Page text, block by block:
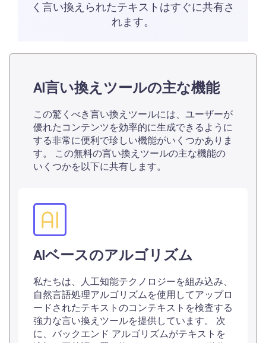
く言い換えられたテキストはすぐに共有さ
れます。
AI言い換えツールの主な機能
この驚くべき言い換えツールには、ユーザーが
優れたコンテンツを効率的に生成できるように
する非常に便利で珍しい機能がいくつかありま
す。 この無料の言い換えツールの主な機能の
いくつかを以下に共有します。
AIベースのアルゴリズム
私たちは、人工知能テクノロジーを組み込み、
自然言語処理アルゴリズムを使用してアップロ
ードされたテキストのコンテキストを検査する
強力な言い換えツールを提供しています。 次
に、バックエンド アルゴリズムがテキストを